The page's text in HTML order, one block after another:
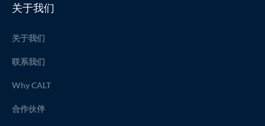
关于我们
关于我们
联系我们
Why CALT
合作伙伴